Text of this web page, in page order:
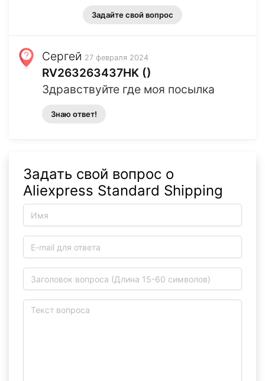
Задайте свой вопрос
Сергей 27 февраля 2024
RV263263437HK ()
Здравствуйте где моя посылка
Знаю ответ!
Задать свой вопрос о
Aliexpress Standard Shipping